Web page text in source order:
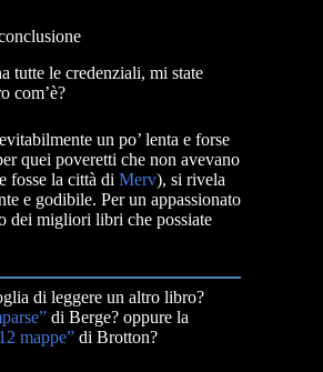
tutte le credenziali, mi state
com’è?
un po’ lenta e forse
quei poveretti che non avevano
fosse la città di Merv), si rivela
e godibile. Per un appassionato
dei migliori libri che possiate
di leggere un altro libro?
di Berge? oppure la
mappe” di Brotton?